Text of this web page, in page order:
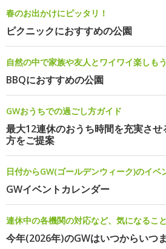
春のお出かけにピッタリ！
ピクニックにおすすめの公園
自然の中で家族や友人とワイワイ楽しも
BBQにおすすめの公園
GWおうちでの過ごし方ガイド
最大12連休のおうち時間を充実させ
方をご提案
日付からGW(ゴールデンウィーク)のイベ
GWイベントカレンダー
連休中の各機関の対応など、気になるこ
今年(2026年)のGWはいつからいつ